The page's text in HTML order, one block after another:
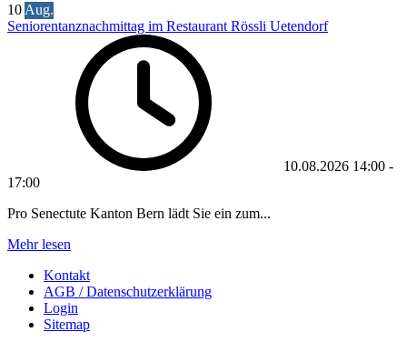
10 Aug.
Seniorentanznachmittag im Restaurant Rössli Uetendorf
10.08.2026 14:00 -
17:00
Pro Senectute Kanton Bern lädt Sie ein zum...
Mehr lesen
Kontakt
AGB / Datenschutzerklärung
Login
Sitemap